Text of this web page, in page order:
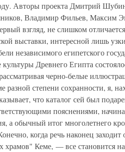
Авторы проекта Дмитрий
Владимир Фильев, Максим
взгляд, не слишком
выставки, интересной лишь
независимого египетского
Древнего Египта
черно-белые
разной степени сохранности, я,
что каталог сей был
пояснениями,
а обычный итог многолетнего
когда речь наконец
Кеме, — все становится